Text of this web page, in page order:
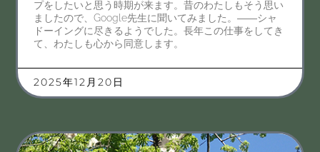
プをしたいと思う時期が来ます。昔のわたしもそう思い
ましたので、Google先生に聞いてみました。――シャ
ドーイングに尽きるようでした。長年この仕事をしてき
て、わたしも心から同意します。
2025年12月20日